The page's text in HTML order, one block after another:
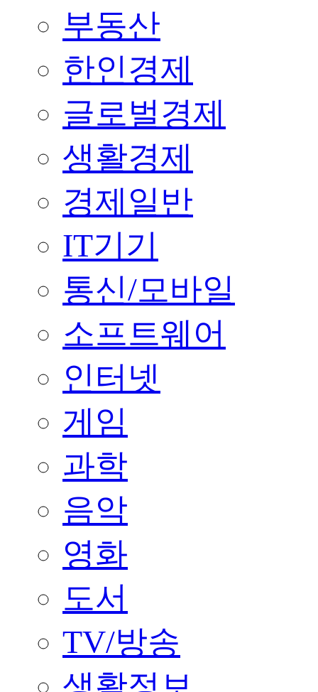
부동산
한인경제
글로벌경제
생활경제
경제일반
IT기기
통신/모바일
소프트웨어
인터넷
게임
과학
음악
영화
도서
TV/방송